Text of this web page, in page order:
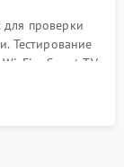
для проверки
Тестирование
Wi-Fi и Smart TV
часов.